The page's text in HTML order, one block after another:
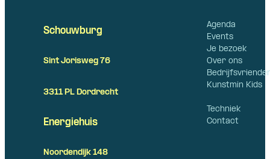
Agenda
Events
Je bezoek
Over ons
Kunstmin Kids
Techniek
Contact
Schouwburg
Sint Jorisweg 76
3311 PL Dordrecht
Energiehuis
Noordendijk 148